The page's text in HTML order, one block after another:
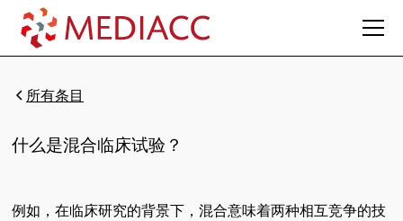
所有条目
什么是混合临床试验？
例如，在临床研究的背景下，混合意味着两种相互竞争的技